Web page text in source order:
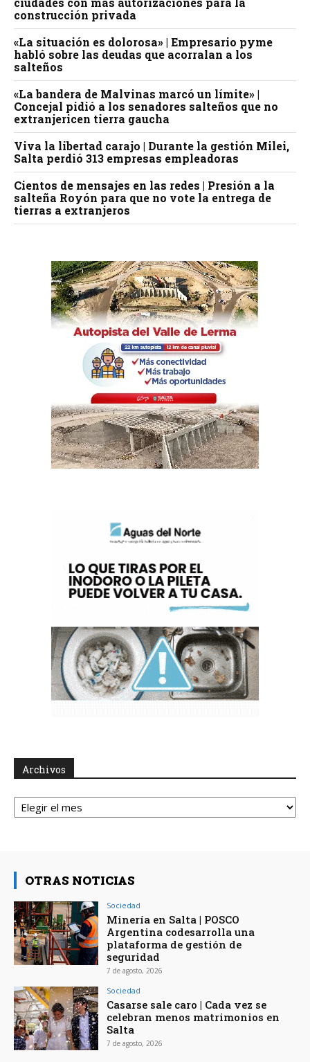
construcción privada
«La situación es dolorosa» | Empresario pyme
habló sobre las deudas que acorralan a los
salteños
«La bandera de Malvinas marcó un límite» |
Concejal pidió a los senadores salteños que no
extranjericen tierra gaucha
Viva la libertad carajo | Durante la gestión Milei,
Salta perdió 313 empresas empleadoras
Cientos de mensajes en las redes | Presión a la
salteña Royón para que no vote la entrega de
tierras a extranjeros
Archivos
Archivos
OTRAS NOTICIAS
Sociedad
Minería en Salta | POSCO
Argentina codesarrolla una
plataforma de gestión de
seguridad
7 de agosto, 2026
Sociedad
Casarse sale caro | Cada vez se
celebran menos matrimonios en
Salta
7 de agosto, 2026